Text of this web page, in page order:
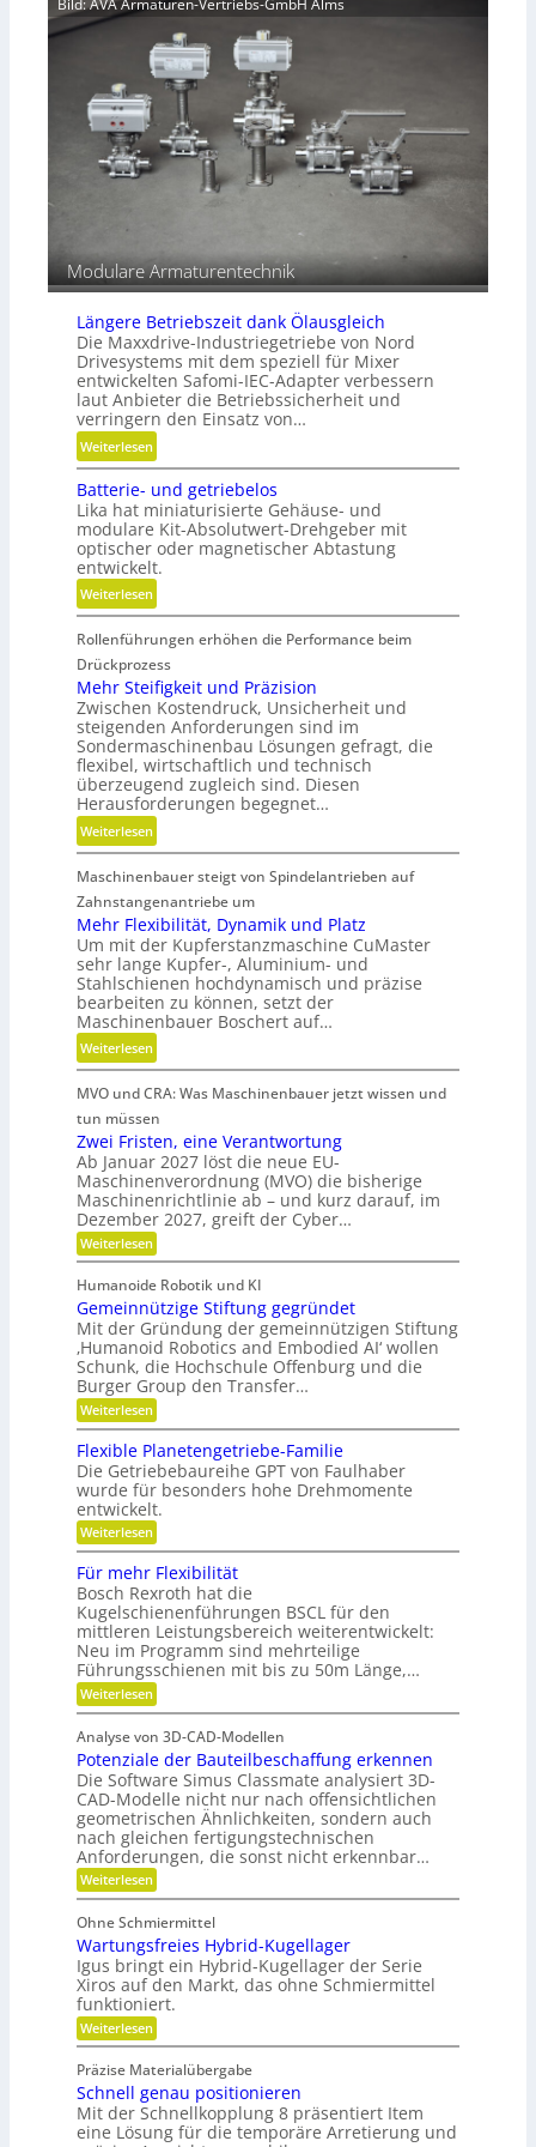
i
r
a
d
e
e
h
s
c
h
l
e
n
Bild: AVA Armaturen-Vertriebs-GmbH Alms
Modulare Armaturentechnik
Längere Betriebszeit dank Ölausgleich
Die Maxxdrive-Industriegetriebe von Nord
Drivesystems mit dem speziell für Mixer
entwickelten Safomi-IEC-Adapter verbessern
laut Anbieter die Betriebssicherheit und
verringern den Einsatz von…
Weiterlesen:
L
ä
n
g
e
r
e
e
t
r
e
b
s
z
e
i
t
d
a
n
k
Ö
l
a
u
l
e
c
h
Batterie- und getriebelos
Lika hat miniaturisierte Gehäuse- und
modulare Kit-Absolutwert-Drehgeber mit
optischer oder magnetischer Abtastung
entwickelt.
Weiterlesen:
B
a
t
t
e
r
i
e
-
u
n
e
t
r
i
e
b
e
l
o
s
Rollenführungen erhöhen die Performance beim
Drückprozess
Mehr Steifigkeit und Präzision
Zwischen Kostendruck, Unsicherheit und
steigenden Anforderungen sind im
Sondermaschinenbau Lösungen gefragt, die
flexibel, wirtschaftlich und technisch
überzeugend zugleich sind. Diesen
Herausforderungen begegnet…
Weiterlesen:
M
e
h
r
S
t
e
i
f
i
k
e
i
u
n
d
P
r
ä
z
i
s
i
o
n
Maschinenbauer steigt von Spindelantrieben auf
Zahnstangenantriebe um
Mehr Flexibilität, Dynamik und Platz
Um mit der Kupferstanzmaschine CuMaster
sehr lange Kupfer-, Aluminium- und
Stahlschienen hochdynamisch und präzise
bearbeiten zu können, setzt der
Maschinenbauer Boschert auf…
Weiterlesen:
M
e
h
r
F
l
e
x
i
i
l
i
t
ä
t
,
D
y
n
a
m
k
u
n
d
P
l
t
z
MVO und CRA: Was Maschinenbauer jetzt wissen und
tun müssen
Zwei Fristen, eine Verantwortung
Ab Januar 2027 löst die neue EU-
Maschinenverordnung (MVO) die bisherige
Maschinenrichtlinie ab – und kurz darauf, im
Dezember 2027, greift der Cyber…
Weiterlesen:
Z
e
i
F
r
i
s
t
e
n
,
e
i
n
e
V
e
a
n
t
w
o
r
t
u
n
Humanoide Robotik und KI
Gemeinnützige Stiftung gegründet
Mit der Gründung der gemeinnützigen Stiftung
‚Humanoid Robotics and Embodied AI‘ wollen
Schunk, die Hochschule Offenburg und die
Burger Group den Transfer…
Weiterlesen:
G
e
m
e
i
n
n
ü
z
i
g
e
S
t
i
f
t
n
g
g
e
g
r
ü
n
d
e
Flexible Planetengetriebe-Familie
Die Getriebebaureihe GPT von Faulhaber
wurde für besonders hohe Drehmomente
entwickelt.
Weiterlesen:
F
e
x
i
b
l
e
P
l
a
n
t
e
n
g
e
t
r
i
e
b
e
-
F
a
m
i
l
i
e
Für mehr Flexibilität
Bosch Rexroth hat die
Kugelschienenführungen BSCL für den
mittleren Leistungsbereich weiterentwickelt:
Neu im Programm sind mehrteilige
Führungsschienen mit bis zu 50m Länge,…
Weiterlesen:
F
r
m
e
h
r
F
l
e
x
i
i
l
i
t
ä
t
Analyse von 3D-CAD-Modellen
Potenziale der Bauteilbeschaffung erkennen
Die Software Simus Classmate analysiert 3D-
CAD-Modelle nicht nur nach offensichtlichen
geometrischen Ähnlichkeiten, sondern auch
nach gleichen fertigungstechnischen
Anforderungen, die sonst nicht erkennbar…
Weiterlesen:
P
t
e
n
z
i
a
l
e
d
e
r
B
a
Ohne Schmiermittel
Wartungsfreies Hybrid-Kugellager
Igus bringt ein Hybrid-Kugellager der Serie
Xiros auf den Markt, das ohne Schmiermittel
funktioniert.
Weiterlesen:
W
r
t
u
n
Präzise Materialübergabe
Schnell genau positionieren
Mit der Schnellkopplung 8 präsentiert Item
eine Lösung für die temporäre Arretierung und